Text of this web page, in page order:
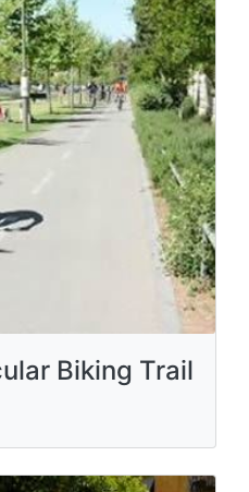
Biking Trail